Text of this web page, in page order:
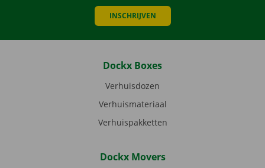
INSCHRIJVEN
Dockx Boxes
Verhuisdozen
Verhuismateriaal
Verhuispakketten
Dockx Movers